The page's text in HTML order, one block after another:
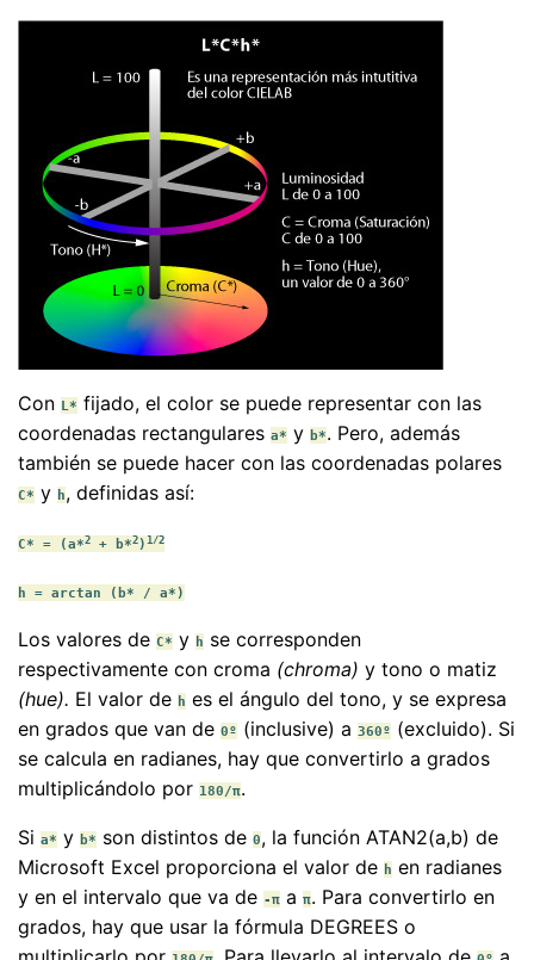
Con L* fijado, el color se puede representar con las
coordenadas rectangulares a* y b*. Pero, además
también se puede hacer con las coordenadas polares
C* y h, definidas así:
C* = (a*2 + b*2) 1/2
h = arctan (b* / a*)
Los valores de C* y h se corresponden
respectivamente con croma (chroma) y tono o matiz
(hue). El valor de h es el ángulo del tono, y se expresa
en grados que van de 0º (inclusive) a 360º (excluido). Si
se calcula en radianes, hay que convertirlo a grados
multiplicándolo por 180/π.
Si a* y b* son distintos de 0, la función ATAN2(a,b) de
Microsoft Excel proporciona el valor de h en radianes
y en el intervalo que va de -π a π. Para convertirlo en
grados, hay que usar la fórmula DEGREES o